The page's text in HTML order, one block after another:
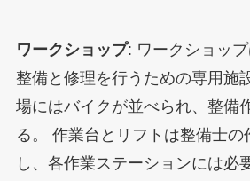
ワークショップ: ワークショッ
整備と修理を行うための専用施
場にはバイクが並べられ、整備
る。 作業台とリフトは整備士の
し、各作業ステーションには必